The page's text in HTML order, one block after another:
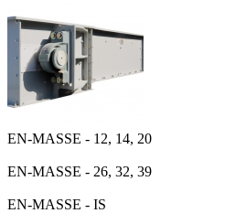
EN-MASSE - 12, 14, 20
EN-MASSE - 26, 32, 39
EN-MASSE - IS